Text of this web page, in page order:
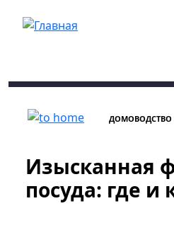
ДОМОВОДСТВО
Изысканная
посуда: где и